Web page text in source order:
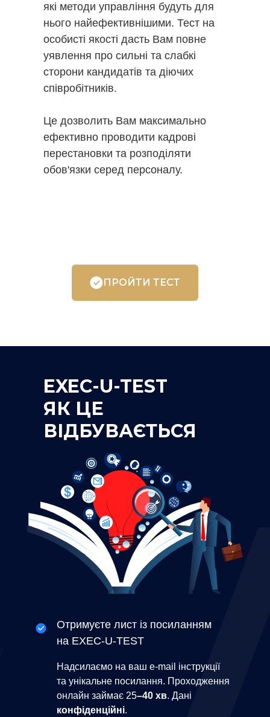
які методи управління будуть для
нього найефективнішими. Тест на
особисті якості дасть Вам повне
уявлення про сильні та слабкі
сторони кандидатів та діючих
співробітників.
Це дозволить Вам максимально
ефективно проводити кадрові
перестановки та розподіляти
обов'язки серед персоналу.
ПРОЙТИ ТЕСТ
Отримуєте лист із посиланням
на EXEC-U-TEST
Надсилаємо на ваш e-mail інструкції
та унікальне посилання. Проходження
онлайн займає 25–40 хв. Дані
конфіденційні.
EXEC-U-TEST
ЯК ЦЕ
ВІДБУВАЄТЬСЯ